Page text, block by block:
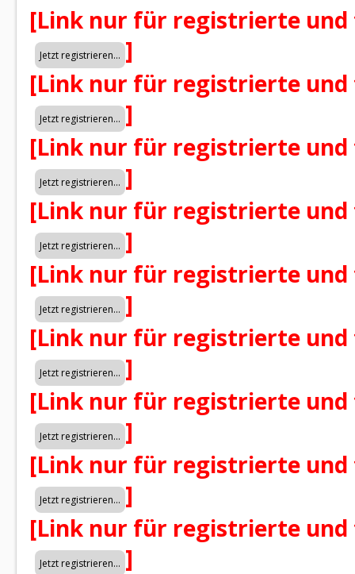
[Link nur für registrierte
]
[Link nur für registrierte
]
[Link nur für registrierte
]
[Link nur für registrierte
]
[Link nur für registrierte
]
[Link nur für registrierte
]
[Link nur für registrierte
]
[Link nur für registrierte
]
[Link nur für registrierte
]